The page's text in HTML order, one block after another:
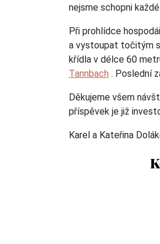
nejsme schopni
Při prohlídce
a vystoupat točitým
křídla v délce 60
Tannbach . Poslední
Děkujeme všem
příspěvek je již
Karel a Kateřina